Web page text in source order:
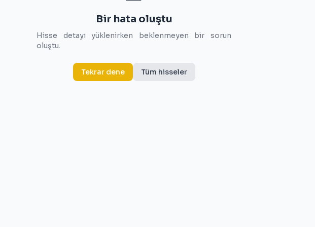
Bir hata oluştu
Hisse detayı yüklenirken beklenmeyen bir sorun
oluştu.
Tekrar dene Tüm hisseler